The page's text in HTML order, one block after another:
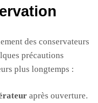
des conservateurs
précautions
plus longtemps :
après ouverture.